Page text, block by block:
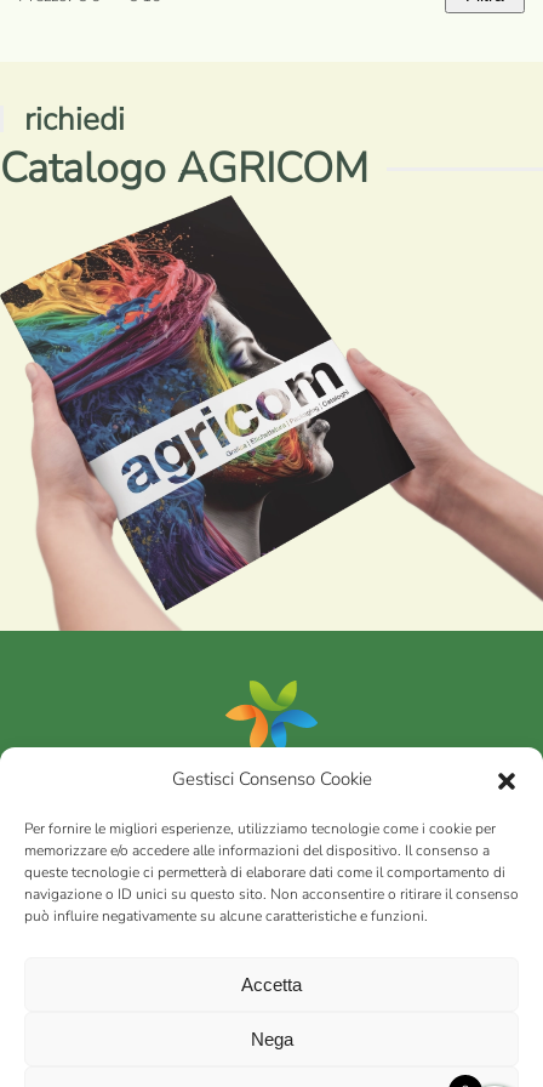
Gestisci Consenso Cookie
Per fornire le migliori esperienze, utilizziamo tecnologie come i cookie per
memorizzare e/o accedere alle informazioni del dispositivo. Il consenso a
queste tecnologie ci permetterà di elaborare dati come il comportamento di
navigazione o ID unici su questo sito. Non acconsentire o ritirare il consenso
può influire negativamente su alcune caratteristiche e funzioni.
Accetta
Nega
Prezzo
Prezzo
richiedi
Catalogo AGRICOM
Portfolio
AGRICOMs.r.l.
via Montalbano 65 51100 Case Nuove di Masiano (PT) | codice
Int. versato | Repertorio Economico Amministrativo C.C.I.A.A. di
Privacy policy